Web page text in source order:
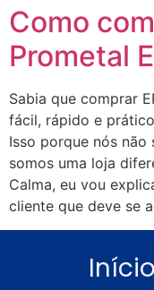
Como
Prometal
Sabia que comprar
fácil, rápido e
Isso porque nós
somos uma loja
Calma, eu vou
cliente que deve se
Início